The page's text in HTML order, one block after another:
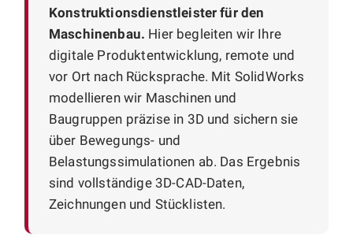
Konstruktionsdienstleister für den
Maschinenbau. Hier begleiten wir Ihre
digitale Produktentwicklung, remote und
vor Ort nach Rücksprache. Mit SolidWorks
modellieren wir Maschinen und
Baugruppen präzise in 3D und sichern sie
über Bewegungs- und
Belastungssimulationen ab. Das Ergebnis
sind vollständige 3D-CAD-Daten,
Zeichnungen und Stücklisten.